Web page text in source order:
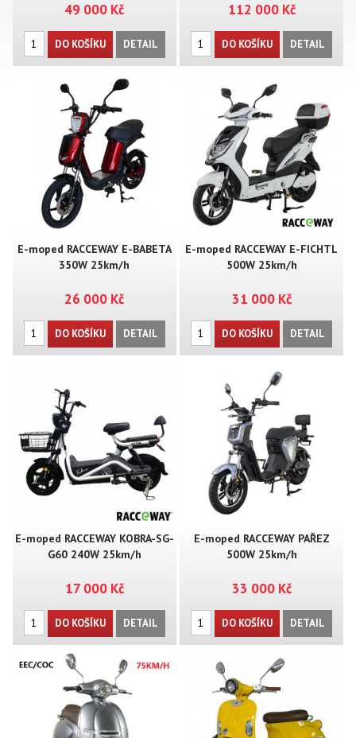
500/750W
49 000 Kč
DO KOŠÍKU DETAIL
MIKU 400W
112 000 Kč
DO KOŠÍKU DETAIL
E-moped RACCEWAY E-BABETA
350W 25km/h
26 000 Kč
DO KOŠÍKU DETAIL
E-moped RACCEWAY E-FICHTL
500W 25km/h
31 000 Kč
DO KOŠÍKU DETAIL
E-moped RACCEWAY KOBRA-SG-
G60 240W 25km/h
17 000 Kč
DO KOŠÍKU DETAIL
E-moped RACCEWAY PAŘEZ
500W 25km/h
33 000 Kč
DO KOŠÍKU DETAIL